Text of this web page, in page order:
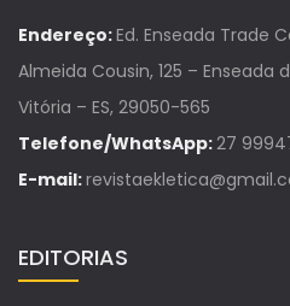
Endereço:Ed. Enseada Trade
Almeida Cousin, 125 – Enseada
Vitória – ES, 29050-565
Telefone/WhatsApp:27
E-mail:
EDITORIAS